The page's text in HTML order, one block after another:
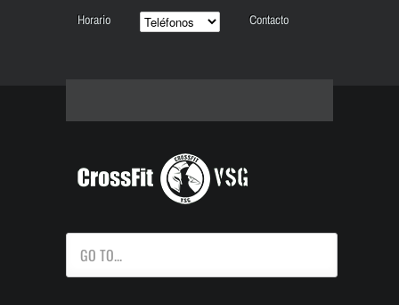
Horario Contacto
GO TO...